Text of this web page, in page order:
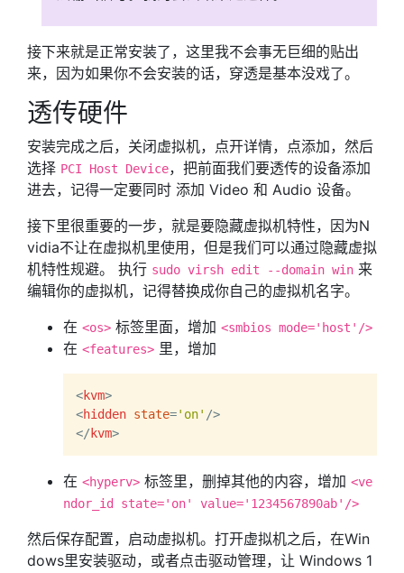
接下来就是正常安装了，这里我不会事无巨细的贴出
来，因为如果你不会安装的话，穿透是基本没戏了。
透传硬件
安装完成之后，关闭虚拟机，点开详情，点添加，然后
选择 PCI Host Device，把前面我们要透传的设备添加
进去，记得一定要同时 添加 Video 和 Audio 设备。
接下里很重要的一步，就是要隐藏虚拟机特性，因为N
vidia不让在虚拟机里使用，但是我们可以通过隐藏虚拟
机特性规避。 执行 sudo virsh edit --domain win 来
编辑你的虚拟机，记得替换成你自己的虚拟机名字。
在 <os> 标签里面，增加 <smbios mode='host'/>
在 <features> 里，增加
<kvm>
<hidden state='on' />
</kvm>
在 <hyperv> 标签里，删掉其他的内容，增加 <ve
ndor_id state='on' value='1234567890ab'/>
然后保存配置，启动虚拟机。打开虚拟机之后，在Win
dows里安装驱动，或者点击驱动管理，让 Windows 1